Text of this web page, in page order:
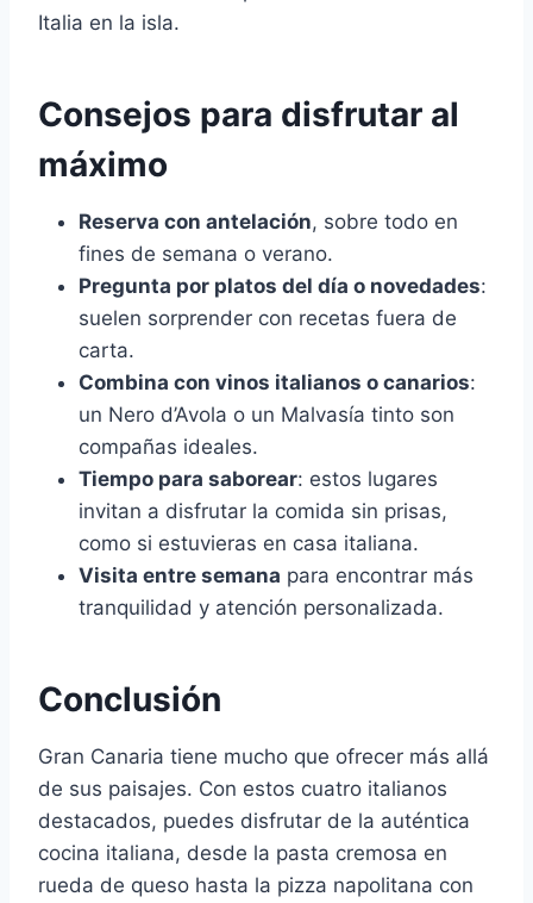
Italia en la isla.
Consejos para disfrutar al
máximo
Reserva con antelación, sobre todo en
fines de semana o verano.
Pregunta por platos del día o novedades:
suelen sorprender con recetas fuera de
carta.
Combina con vinos italianos o canarios:
un Nero d’Avola o un Malvasía tinto son
compañas ideales.
Tiempo para saborear: estos lugares
invitan a disfrutar la comida sin prisas,
como si estuvieras en casa italiana.
Visita entre semana para encontrar más
tranquilidad y atención personalizada.
Conclusión
Gran Canaria tiene mucho que ofrecer más allá
de sus paisajes. Con estos cuatro italianos
destacados, puedes disfrutar de la auténtica
cocina italiana, desde la pasta cremosa en
rueda de queso hasta la pizza napolitana con